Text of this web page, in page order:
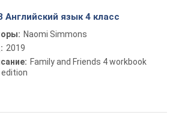
Английский язык 4 класс
Naomi Simmons
2019
Family and Friends 4 workbook
edition